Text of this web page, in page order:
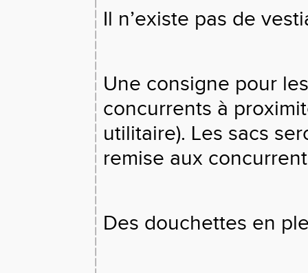
Il n’existe pas de
Une consigne pour
concurrents à
utilitaire). Les sacs
remise aux
Des douchettes en